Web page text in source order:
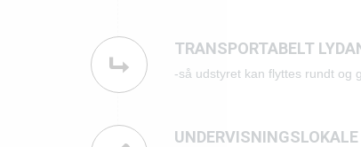
TRANSPORTABELT
-så udstyret kan flyttes rundt og
UNDERVISNINGSLOKALE